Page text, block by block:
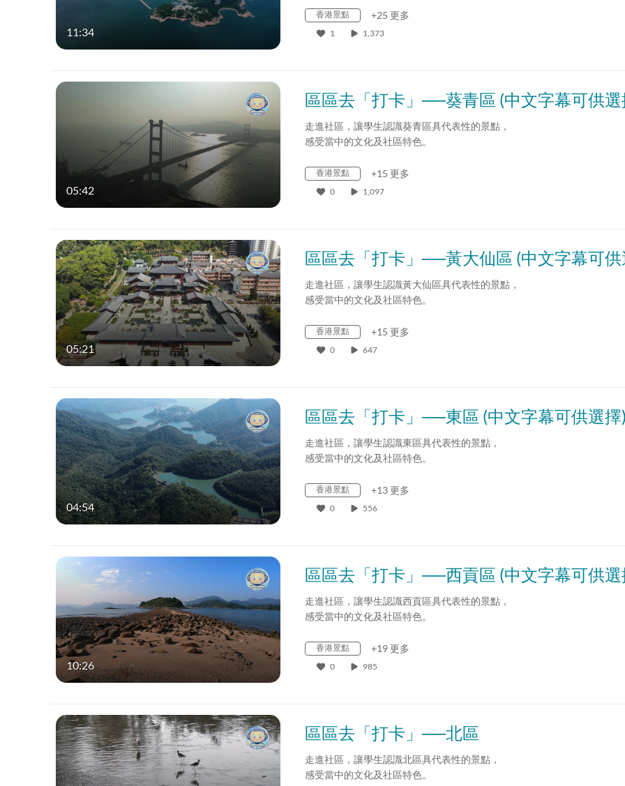
11:34
香港景點 +25 更多
1 1,373
05:42
區區去「打卡」──葵青區 (中文字幕可供選
走進社區，讓學生認識葵青區具代表性的景點，
感受當中的文化及社區特色。
香港景點 +15 更多
0 1,097
05:21
走進社區，讓學生認識黃大仙區具代表性的景點，
感受當中的文化及社區特色。
香港景點 +15 更多
0 647
04:54
區區去「打卡」──東區 (中文字幕可供選擇
走進社區，讓學生認識東區具代表性的景點，
感受當中的文化及社區特色。
香港景點 +13 更多
0 556
10:26
區區去「打卡」──西貢區 (中文字幕可供選
走進社區，讓學生認識西貢區具代表性的景點，
感受當中的文化及社區特色。
香港景點 +19 更多
0 985
區區去「打卡」──北區
走進社區，讓學生認識北區具代表性的景點，
感受當中的文化及社區特色。